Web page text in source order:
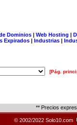
Dominios| Web Hosting |
Expirados | Industrias |
[Pág.
** Precios
© 2002/2022 Solo10.com